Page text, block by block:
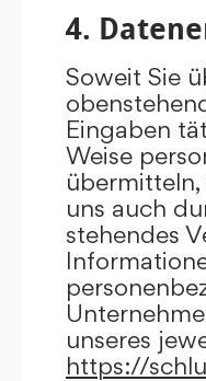
4.
Soweit Sie
Eingaben
Weise
uns auch
stehendes
unseres
https://